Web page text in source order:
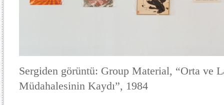
Sergiden görüntü: Group Material, “Orta ve
Müdahalesinin Kaydı”, 1984